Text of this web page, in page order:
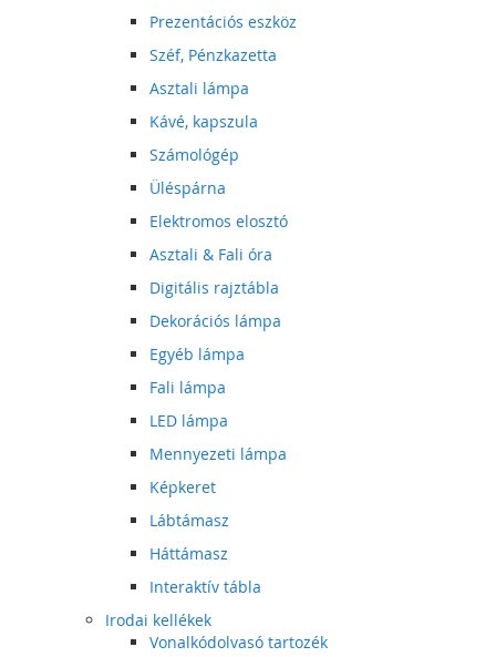
Prezentációs eszköz
Széf, Pénzkazetta
Asztali lámpa
Kávé, kapszula
Számológép
Üléspárna
Elektromos elosztó
Asztali & Fali óra
Digitális rajztábla
Dekorációs lámpa
Egyéb lámpa
Fali lámpa
LED lámpa
Mennyezeti lámpa
Képkeret
Lábtámasz
Háttámasz
Interaktív tábla
Irodai kellékek
Vonalkódolvasó tartozék